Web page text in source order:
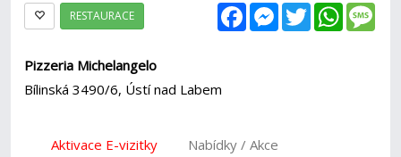
FacebookMessenger
Twitter
RESTAURACE
Pizzeria Michelangelo
Bílinská 3490/6, Ústí nad Labem
Aktivace E-vizitky Nabídky / Akce